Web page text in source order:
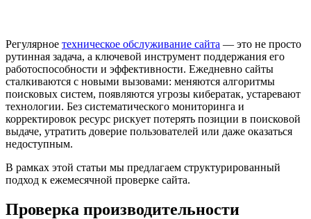
Регулярное техническое обслуживание сайта — это не просто
рутинная задача, а ключевой инструмент поддержания его
работоспособности и эффективности. Ежедневно сайты
сталкиваются с новыми вызовами: меняются алгоритмы
поисковых систем, появляются угрозы кибератак, устаревают
технологии. Без систематического мониторинга и
корректировок ресурс рискует потерять позиции в поисковой
выдаче, утратить доверие пользователей или даже оказаться
недоступным.
В рамках этой статьи мы предлагаем структурированный
подход к ежемесячной проверке сайта.
Проверка производительности